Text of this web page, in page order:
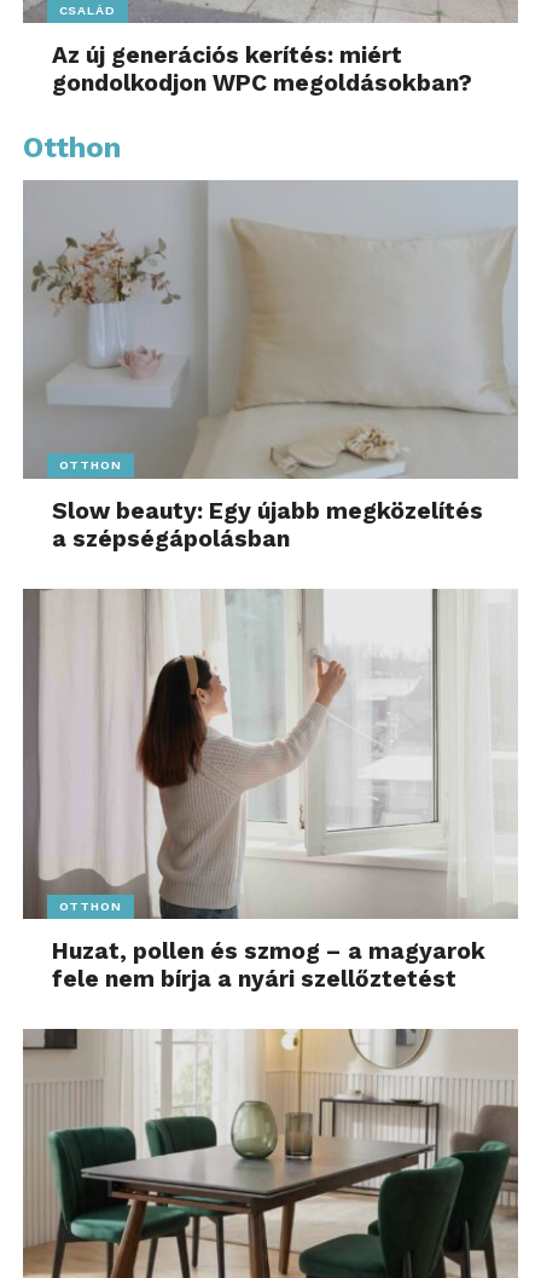
CSALÁD
Az új generációs kerítés: miért
gondolkodjon WPC megoldásokban?
Otthon
OTTHON
Slow beauty: Egy újabb megközelítés
a szépségápolásban
OTTHON
Huzat, pollen és szmog – a magyarok
fele nem bírja a nyári szellőztetést